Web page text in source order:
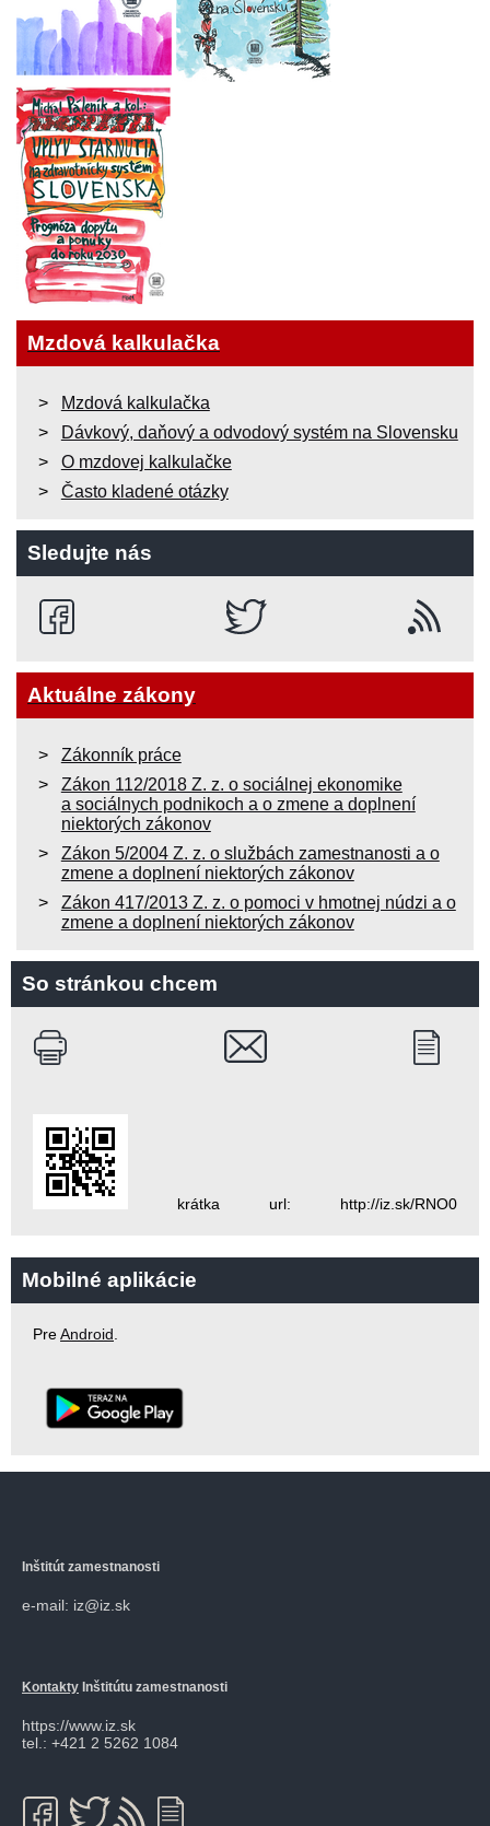
Mzdová kalkulačka
Mzdová kalkulačka
Dávkový, daňový a odvodový systém na Slovensku
O mzdovej kalkulačke
Často kladené otázky
Sledujte nás
Aktuálne zákony
Zákonník práce
Zákon 112/2018 Z. z. o sociálnej ekonomike
a sociálnych podnikoch a o zmene a doplnení
niektorých zákonov
Zákon 5/2004 Z. z. o službách zamestnanosti a o
zmene a doplnení niektorých zákonov
Zákon 417/2013 Z. z. o pomoci v hmotnej núdzi a o
zmene a doplnení niektorých zákonov
So stránkou chcem
krátka url: http://iz.sk/RNO0
Mobilné aplikácie
PreAndroid
Inštitút zamestnanosti
e-mail: iz@iz.sk
Kontakty Inštitútu zamestnanosti
https://www.iz.sk
tel.: +421 2 5262 1084